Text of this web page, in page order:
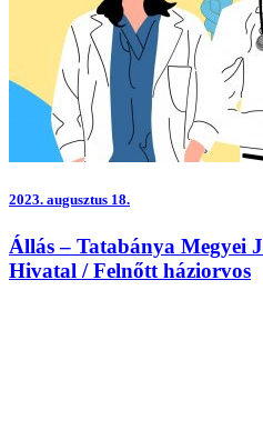
2023. augusztus 18.
Állás – Tatabánya Megyei
Hivatal / Felnőtt háziorvos